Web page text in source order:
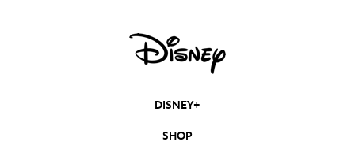
DISNEY+
SHOP